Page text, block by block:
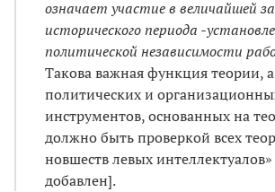
означает участие в величайшей
исторического периода -
политической независимости
Такова важная функция теории,
политических и
инструментов, основанных на
должно быть проверкой всех
новшеств левых
добавлен].